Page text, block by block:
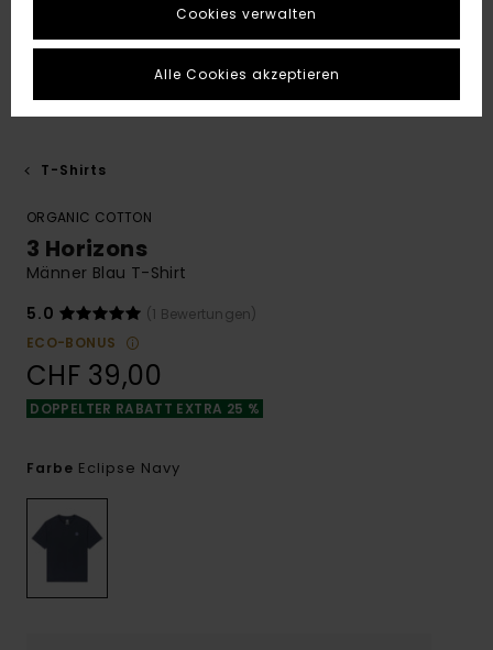
T-Shirts
ORGANIC COTTON
3 Horizons
Männer Blau T-Shirt
5.0
(1 Bewertungen)
ECO-BONUS
CHF 39,00
DOPPELTER RABATT EXTRA 25 %
Farbe Eclipse Navy
Cookies verwalten
Alle Cookies akzeptieren